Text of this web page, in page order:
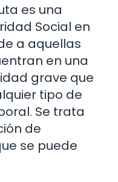
es una
Social en
a aquellas
en una
grave que
tipo de
Se trata
de
se puede